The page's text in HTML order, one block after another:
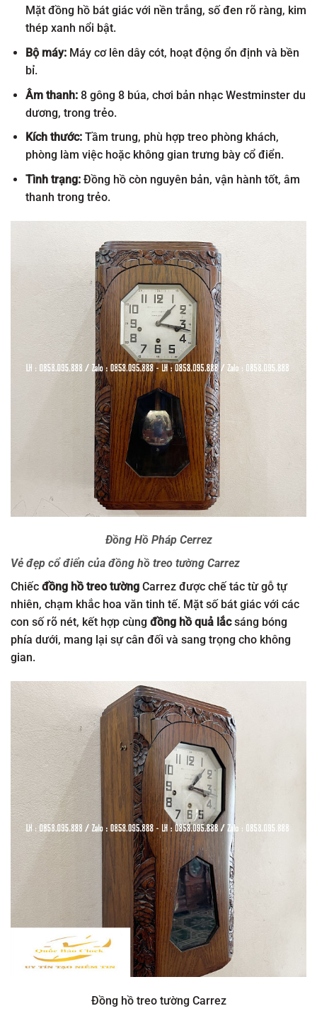
Mặt đồng hồ bát giác với nền trắng, số đen rõ ràng, kim
thép xanh nổi bật.
Bộ máy:Máy cơ lên dây cót, hoạt động ổn định và bền
bỉ.
Âm thanh:8 gông 8 búa, chơi bản nhạc Westminster du
dương, trong trẻo.
Kích thước:Tầm trung, phù hợp treo phòng khách,
phòng làm việc hoặc không gian trưng bày cổ điển.
Tình trạng:Đồng hồ còn nguyên bản, vận hành tốt, âm
thanh trong trẻo.
Đồng Hồ Pháp Cerrez
Vẻ đẹp cổ điển của đồng hồ treo tường Carrez
Chiếc đồng hồ treo tường Carrez được chế tác từ gỗ tự
nhiên, chạm khắc hoa văn tinh tế. Mặt số bát giác với các
con số rõ nét, kết hợp cùng đồng hồ quả lắcsáng bóng
phía dưới, mang lại sự cân đối và sang trọng cho không
gian.
Đồng hồ treo tường Carrez